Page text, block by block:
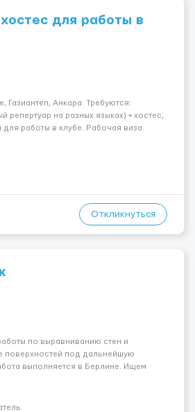
для работы в
Газиантеп, Анкара. Требуются:
репертуар на разных языках) + хостеc,
работы в клубе. Рабочая виза.
Мед. страховка. Высокая зарплат...
Откликнуться
по выравниванию стен и
поверхностей под дальнейшую
выполняется в Берлине. Ищем
опытом и портфолио.
оснований ...